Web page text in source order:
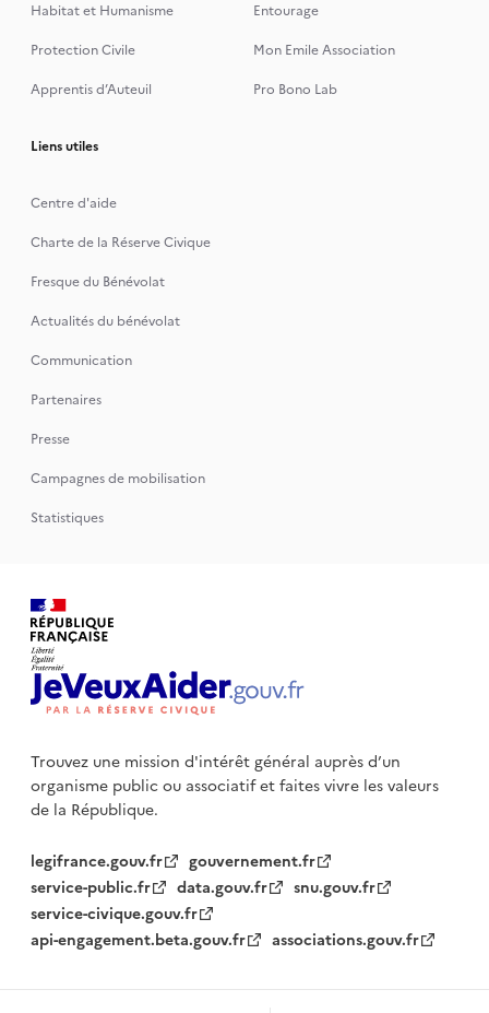
Habitat et Humanisme
Entourage
Protection Civile
Mon Emile Association
Apprentis d’Auteuil
Pro Bono Lab
Liens utiles
Centre d'aide
Charte de la Réserve Civique
Fresque du Bénévolat
Actualités du bénévolat
Communication
Partenaires
Presse
Campagnes de mobilisation
Statistiques
Trouvez une mission d'intérêt général auprès d’un
organisme publicou associatif et faites vivre les valeurs
de la République.
legifrance.gouv.fr
gouvernement.fr
service-public.fr
data.gouv.fr
snu.gouv.fr
service-civique.gouv.fr
api-engagement.beta.gouv.fr
associations.gouv.fr